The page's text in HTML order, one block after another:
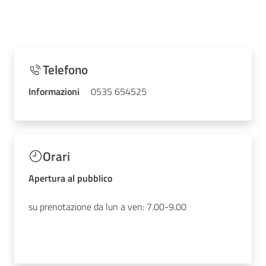
Telefono
Informazioni 0535 654525
Orari
Apertura al pubblico
su prenotazione da lun a ven: 7.00-9.00